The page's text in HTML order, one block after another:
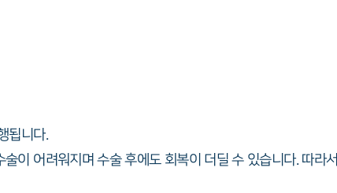
됩니다.
이 어려워지며 수술 후에도 회복이 더딜 수 있습니다. 따라서